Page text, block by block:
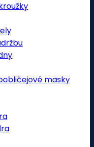
masky